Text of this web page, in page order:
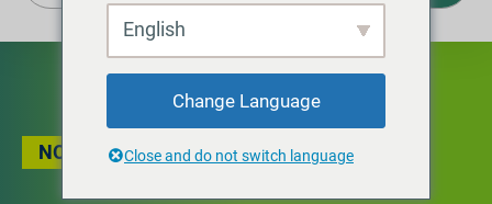
NOTÍCIAS
English
Change Language
Close and do not switch language